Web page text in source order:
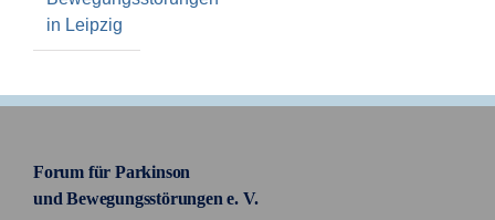
in Leipzig
Forum für Parkinson
und Bewegungsstörungen e. V.